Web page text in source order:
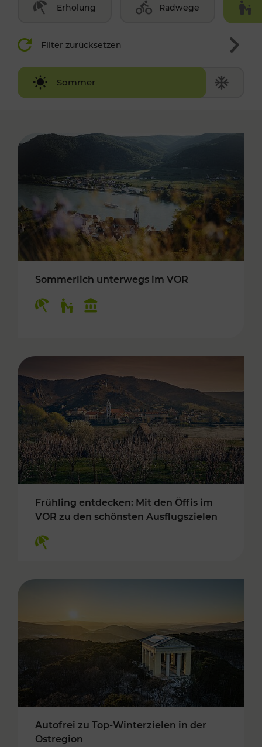
Erholung Radwege
Filter zurücksetzen
Sommer
Winter
Sommerlich unterwegs im VOR
Frühling entdecken: Mit den Öffis im
VOR zu den schönsten Ausflugszielen
Autofrei zu Top-Winterzielen in der
Ostregion